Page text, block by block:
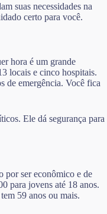
suas necessidades na
certo para você.
hora é um grande
locais e cinco hospitais.
de emergência. Você fica
Ele dá segurança para
por ser econômico e de
para jovens até 18 anos.
59 anos ou mais.